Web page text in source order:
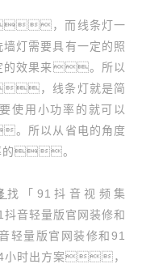
，而线条灯一
灯需要具有一定的照
的效果来。所以
，线条灯就是简
使用小功率的就可以
。所以从省电的角度
的。
找「91抖音视频集
音轻量版官网装修和
量版官网装修和91
小时出方案，